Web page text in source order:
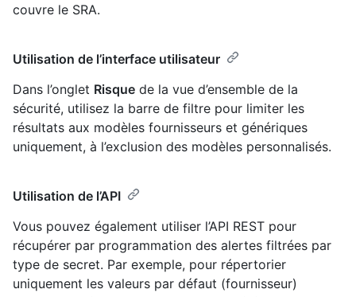
couvre le SRA.
Utilisation de l’interface utilisateur
Dans l’onglet Risque de la vue d’ensemble de la
sécurité, utilisez la barre de filtre pour limiter les
résultats aux modèles fournisseurs et génériques
uniquement, à l’exclusion des modèles personnalisés.
Utilisation de l’API
Vous pouvez également utiliser l’API REST pour
récupérer par programmation des alertes filtrées par
type de secret. Par exemple, pour répertorier
uniquement les valeurs par défaut (fournisseur)